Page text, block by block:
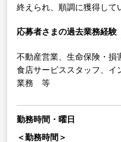
終えられ、順調に獲得して
応募者さまの過去業務経験
不動産営業、生命保険・損
食店サービススタッフ、イ
業務 等
勤務時間・曜日
＜勤務時間＞